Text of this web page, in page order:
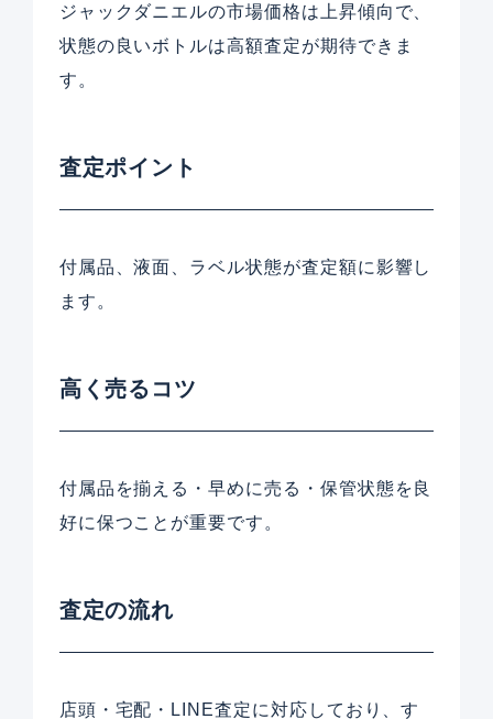
ジャックダニエルの市場価格は上昇傾向で、
状態の良いボトルは高額査定が期待できま
す。
査定ポイント
付属品、液面、ラベル状態が査定額に影響し
ます。
高く売るコツ
付属品を揃える・早めに売る・保管状態を良
好に保つことが重要です。
査定の流れ
店頭・宅配・LINE査定に対応しており、す